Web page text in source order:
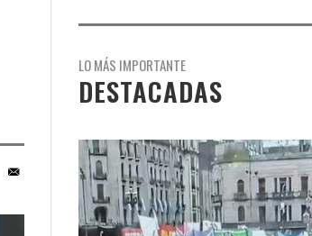
LO MÁS IMPORTANTE
DESTACADAS